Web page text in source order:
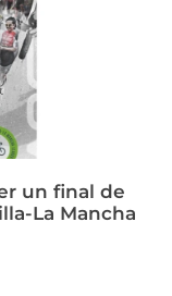
un final de
La Mancha